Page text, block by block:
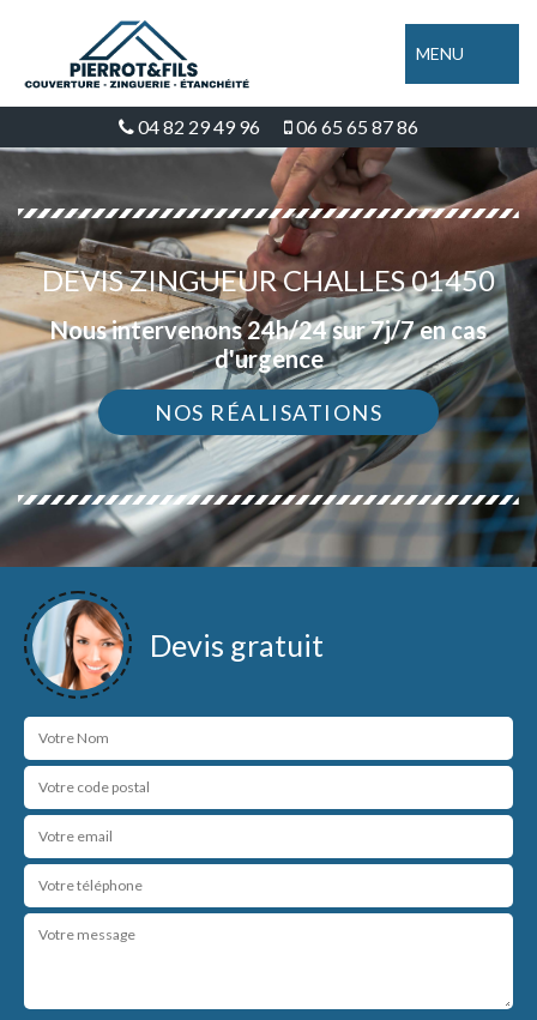
MENU
04 82 29 49 96 06 65 65 87 86
DEVIS ZINGUEUR CHALLES 01450
Nous intervenons 24h/24 sur 7j/7 en cas
d'urgence
NOS RÉALISATIONS
Devis gratuit